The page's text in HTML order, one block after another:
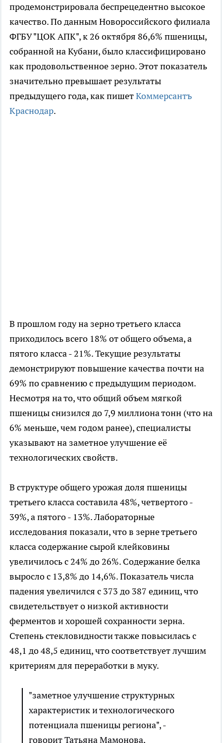
продемонстрировала беспрецедентно высокое
качество. По данным Новороссийского филиала
ФГБУ "ЦОК АПК", к 26 октября 86,6% пшеницы,
собранной на Кубани, было классифицировано
как продовольственное зерно. Этот показатель
значительно превышает результаты
предыдущего года, как пишетКоммерсантъ
Краснодар.
В прошлом году на зерно третьего класса
приходилось всего 18% от общего объема, а
пятого класса - 21%. Текущие результаты
демонстрируют повышение качества почти на
69% по сравнению с предыдущим периодом.
Несмотря на то, что общий объем мягкой
пшеницы снизился до 7,9 миллиона тонн (что на
6% меньше, чем годом ранее), специалисты
указывают на заметное улучшение её
технологических свойств.
В структуре общего урожая доля пшеницы
третьего класса составила 48%, четвертого -
39%, а пятого - 13%. Лабораторные
исследования показали, что в зерне третьего
класса содержание сырой клейковины
увеличилось с 24% до 26%. Содержание белка
выросло с 13,8% до 14,6%. Показатель числа
падения увеличился с 373 до 387 единиц, что
свидетельствует о низкой активности
ферментов и хорошей сохранности зерна.
Степень стекловидности также повысилась с
48,1 до 48,5 единиц, что соответствует лучшим
критериям для переработки в муку.
"заметное улучшение структурных
характеристик и технологического
потенциала пшеницы региона", -
говорит Татьяна Мамонова,